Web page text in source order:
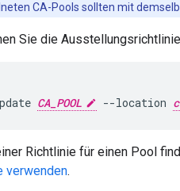
CA-Pools sollten mit
Sie die
CA_POOL --location
Richtlinie für einen Pool
verwenden.